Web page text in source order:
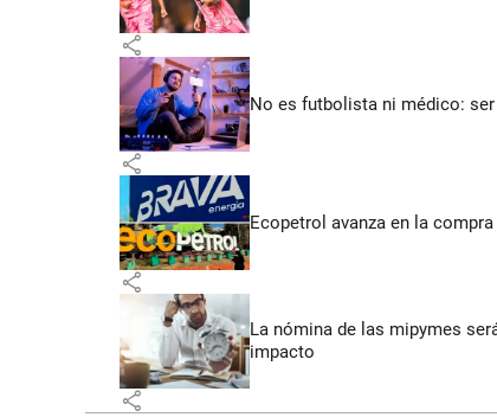
share
No es futbolista ni médico:
share
Ecopetrol avanza en la
share
La nómina de las mipymes
impacto
share